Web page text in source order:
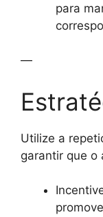
para
—
Utilize a
garantir que o